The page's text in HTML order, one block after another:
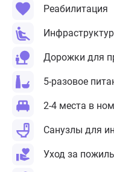
Реабилитация
Дорожки для
5-разовое
2-4 места в
Санузлы для
Уход за